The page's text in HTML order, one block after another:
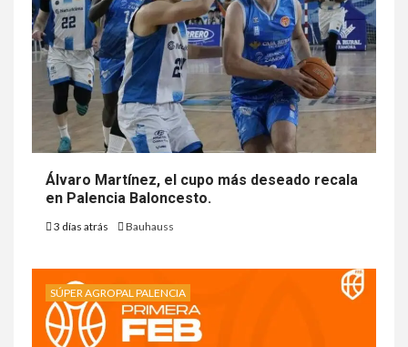
Álvaro Martínez, el cupo más deseado recala
en Palencia Baloncesto.
3 días atrás Bauhauss
SÚPER AGROPAL PALENCIA